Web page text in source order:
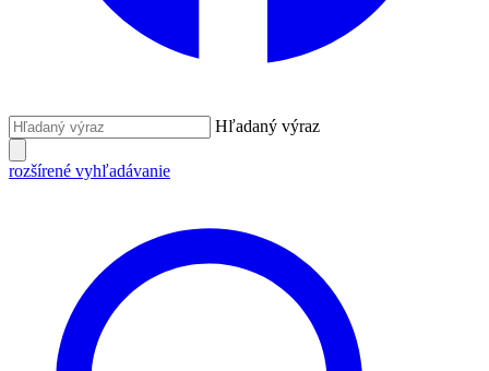
Hľadaný výraz
rozšírené vyhľadávanie